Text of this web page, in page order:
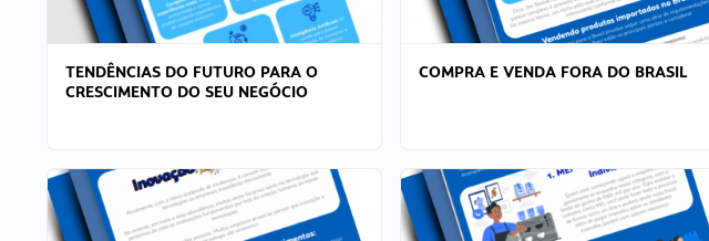
TENDÊNCIAS DO FUTURO PARA O
CRESCIMENTO DO SEU NEGÓCIO
COMPRA E VENDA FORA DO BRASIL